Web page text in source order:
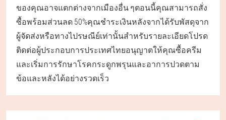
ของคุณอาจแตกต่างจากเมืองอื่น ๆตอนนี้คุณสามารถสั่ง
ซื้อพร้อมส่วนลด 50%คุณชำระเงินหลังจากได้รับพัสดุจาก
ผู้จัดส่งหรือทางไปรษณีย์เท่านั้นสำหรับรายละเอียดโปรด
ติดต่อผู้ประกอบการประเทศไทยอนุญาตให้คุณซื้อครีม
และเริ่มการรักษาโรคกระดูกพรุนและอาการปวดตาม
ข้อและหลังได้อย่างรวดเร็ว